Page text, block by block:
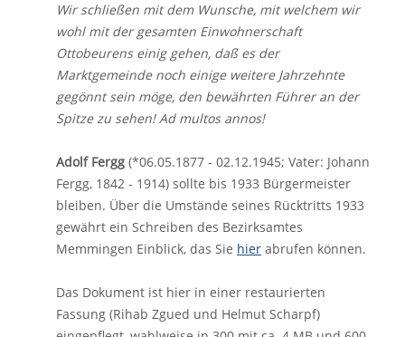
Wir schließen mit dem Wunsche, mit welchem wir
wohl mit der gesamten Einwohnerschaft
Ottobeurens einig gehen, daß es der
Marktgemeinde noch einige weitere Jahrzehnte
gegönnt sein möge, den bewährten Führer an der
Spitze zu sehen! Ad multos annos!
Adolf Fergg (*06.05.1877 - 02.12.1945; Vater: Johann
Fergg, 1842 - 1914) sollte bis 1933 Bürgermeister
bleiben. Über die Umstände seines Rücktritts 1933
gewährt ein Schreiben des Bezirksamtes
Memmingen Einblick, das Sie hier abrufen können.
Das Dokument ist hier in einer restaurierten
Fassung (Rihab Zgued und Helmut Scharpf)